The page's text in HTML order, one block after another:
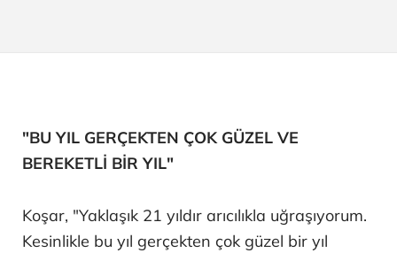
"BU YIL GERÇEKTEN ÇOK GÜZEL VE
BEREKETLİ BİR YIL"
Koşar, "Yaklaşık 21 yıldır arıcılıkla uğraşıyorum.
Kesinlikle bu yıl gerçekten çok güzel bir yıl